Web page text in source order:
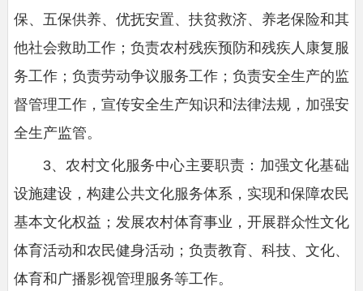
保、五保供养、优抚安置、扶贫救济、养老保险和其
他社会救助工作；负责农村残疾预防和残疾人康复服
务工作；负责劳动争议服务工作；负责安全生产的监
督管理工作，宣传安全生产知识和法律法规，加强安
全生产监管。
3、农村文化服务中心主要职责：加强文化基础
设施建设，构建公共文化服务体系，实现和保障农民
基本文化权益；发展农村体育事业，开展群众性文化
体育活动和农民健身活动；负责教育、科技、文化、
体育和广播影视管理服务等工作。